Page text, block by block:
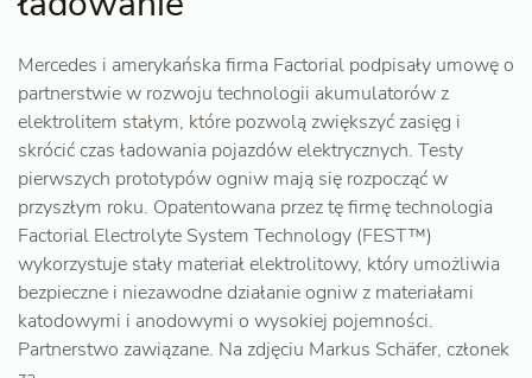
Mercedes i amerykańska firma Factorial podpisały umowę o
partnerstwie w rozwoju technologii akumulatorów z
elektrolitem stałym, które pozwolą zwiększyć zasięg i
skrócić czas ładowania pojazdów elektrycznych. Testy
pierwszych prototypów ogniw mają się rozpocząć w
przyszłym roku. Opatentowana przez tę firmę technologia
Factorial Electrolyte System Technology (FEST™)
wykorzystuje stały materiał elektrolitowy, który umożliwia
bezpieczne i niezawodne działanie ogniw z materiałami
katodowymi i anodowymi o wysokiej pojemności.
Partnerstwo zawiązane. Na zdjęciu Markus Schäfer, członek